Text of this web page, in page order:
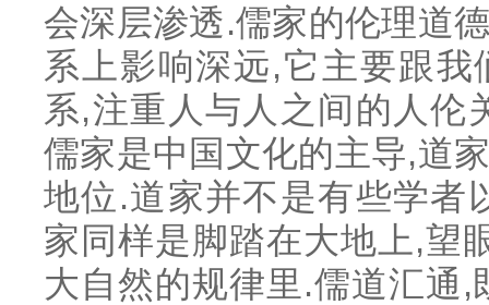
会深层渗透.儒家的伦理道
系上影响深远,它主要跟
系,注重人与人之间的人伦
儒家是中国文化的主导,道
地位.道家并不是有些学者
家同样是脚踏在大地上,望
大自然的规律里.儒道汇通